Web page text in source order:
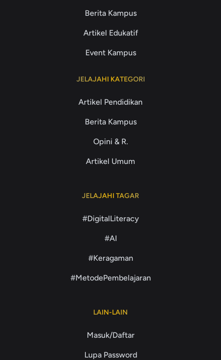
Berita Kampus
Artikel Edukatif
Event Kampus
JELAJAHI KATEGORI
Artikel Pendidikan
Berita Kampus
Opini & R.
Artikel Umum
JELAJAHI TAGAR
#DigitalLiteracy
#AI
#Keragaman
#MetodePembelajaran
LAIN-LAIN
Masuk/Daftar
Lupa Password